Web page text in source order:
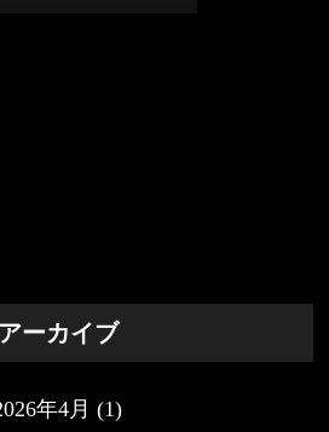
アーカイブ
年4月 (1)